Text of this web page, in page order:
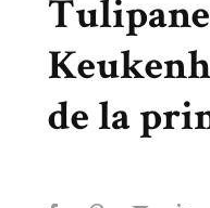
de la